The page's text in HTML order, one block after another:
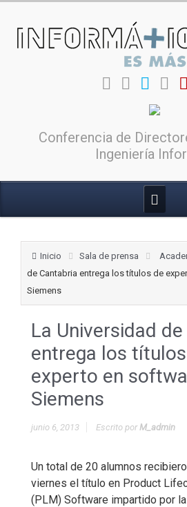
Conferencia de
Ingeniería
Inicio Sala de prensa
de Cantabria entrega los títulos de
Siemens
La Universidad
entrega los
experto en
Siemens
junio 6, 2013 Escrito porM_admin
Un total de 20 alumnos
viernes el título en Product
(PLM) Software impartido por